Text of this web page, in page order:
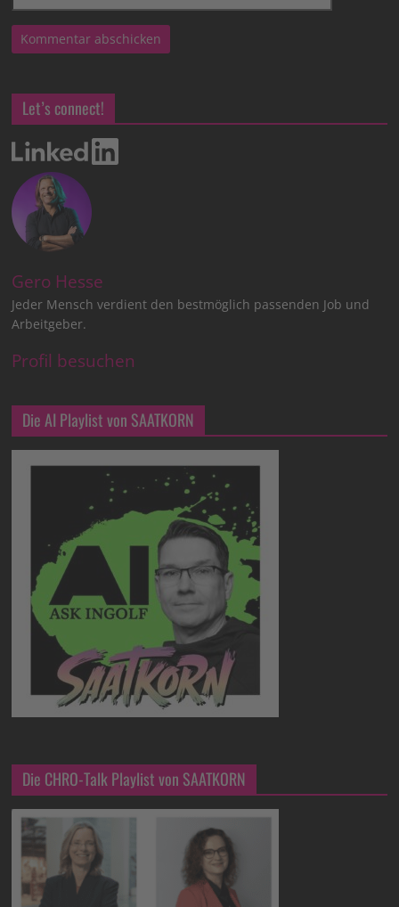
Let’s connect!
Gero Hesse
Jeder Mensch verdient den bestmöglich passenden Job und
Arbeitgeber.
Profil besuchen
Die AI Playlist von SAATKORN
Die CHRO-Talk Playlist von SAATKORN